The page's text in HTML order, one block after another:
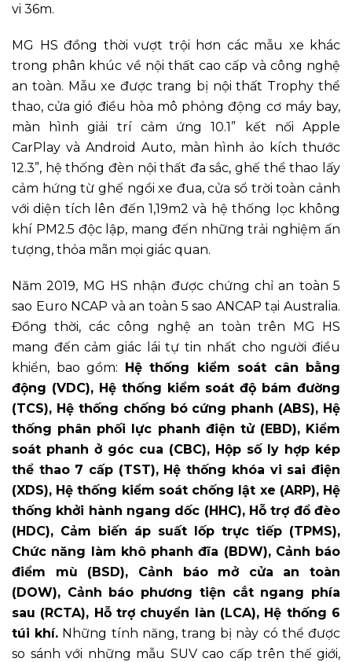
vi 36m.
MG HS đồng thời vượt trội hơn các mẫu xe khác
trong phân khúc về nội thất cao cấp và công nghệ
an toàn. Mẫu xe được trang bị nội thất Trophy thể
thao, cửa gió điều hòa mô phỏng động cơ máy bay,
màn hình giải trí cảm ứng 10.1” kết nối Apple
CarPlay và Android Auto, màn hình ảo kích thước
12.3”, hệ thống đèn nội thất đa sắc, ghế thể thao lấy
cảm hứng từ ghế ngồi xe đua, cửa sổ trời toàn cảnh
với diện tích lên đến 1,19m2 và hệ thống lọc không
khí PM2.5 độc lập, mang đến những trải nghiệm ấn
tượng, thỏa mãn mọi giác quan.
Năm 2019, MG HS nhận được chứng chỉ an toàn 5
sao Euro NCAP và an toàn 5 sao ANCAP tại Australia.
Đồng thời, các công nghệ an toàn trên MG HS
mang đến cảm giác lái tự tin nhất cho người điều
khiển, bao gồm: Hệ thống kiểm soát cân bằng
động (VDC), Hệ thống kiểm soát độ bám đường
(TCS), Hệ thống chống bó cứng phanh (ABS), Hệ
thống phân phối lực phanh điện tử (EBD), Kiểm
soát phanh ở góc cua (CBC), Hộp số ly hợp kép
thể thao 7 cấp (TST), Hệ thống khóa vi sai điện
(XDS), Hệ thống kiểm soát chống lật xe (ARP), Hệ
thống khởi hành ngang dốc (HHC), Hỗ trợ đổ đèo
(HDC), Cảm biến áp suất lốp trực tiếp (TPMS),
Chức năng làm khô phanh đĩa (BDW), Cảnh báo
điểm mù (BSD), Cảnh báo mở cửa an toàn
(DOW), Cảnh báo phương tiện cắt ngang phía
sau (RCTA), Hỗ trợ chuyển làn (LCA), Hệ thống 6
túi khí. Những tính năng, trang bị này có thể được
so sánh với những mẫu SUV cao cấp trên thế giới,